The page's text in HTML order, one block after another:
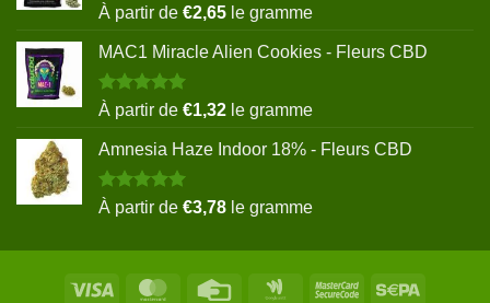
Note5.00
sur 5
À partir de €2,65 le gramme
MAC1 Miracle Alien Cookies - Fleurs CBD
Note5.00
sur 5
À partir de €1,32 le gramme
Amnesia Haze Indoor 18% - Fleurs CBD
Note5.00
sur 5
À partir de €3,78 le gramme
Visa MasterCardCredit Google MasterCard